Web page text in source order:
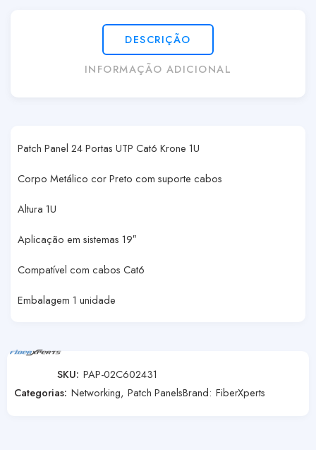
DESCRIÇÃO
INFORMAÇÃO ADICIONAL
Patch Panel 24 Portas UTP Cat6 Krone 1U
Corpo Metálico cor Preto com suporte cabos
Altura 1U
Aplicação em sistemas 19″
Compatível com cabos Cat6
Embalagem 1 unidade
SKU: PAP-02C602431
Categorias: Networking, Patch PanelsBrand: FiberXperts